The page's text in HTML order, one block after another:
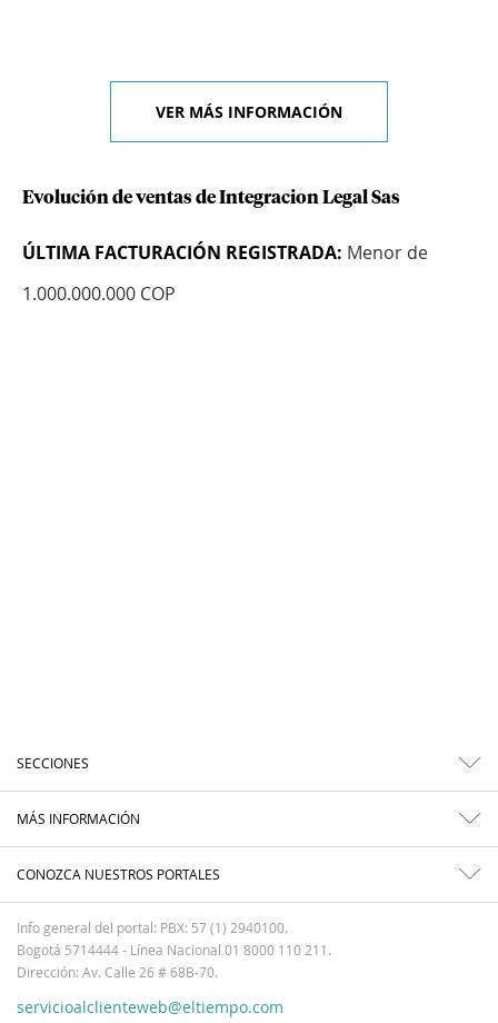
VER MÁS INFORMACIÓN
Evolución de ventas de Integracion Legal Sas
ÚLTIMA FACTURACIÓN REGISTRADA: Menor de
1.000.000.000 COP
SECCIONES
MÁS INFORMACIÓN
CONOZCA NUESTROS PORTALES
Info general del portal: PBX: 57 (1) 2940100.
Bogotá 5714444 - Línea Nacional 01 8000 110 211.
Dirección: Av. Calle 26 # 68B-70.
servicioalclienteweb@eltiempo.com